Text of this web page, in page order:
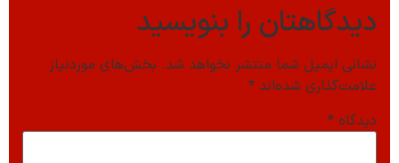
دیدگاهتان را بنویسید
نشانی ایمیل شما منتشر نخواهد شد. بخش‌های موردنیاز
علامت‌گذاری شده‌اند *
دیدگاه *